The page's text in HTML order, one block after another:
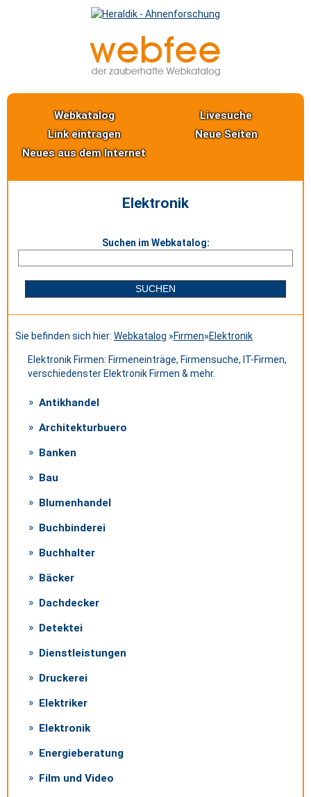
Webkatalog
Livesuche
Link eintragen
Neue Seiten
Neues aus dem Internet
Elektronik
Suchen im Webkatalog:
Sie befinden sich hier: Webkatalog »Firmen»Elektronik
Elektronik Firmen: Firmeneinträge, Firmensuche, IT-Firmen,
verschiedenster Elektronik Firmen & mehr.
Antikhandel
Architekturbuero
Banken
Bau
Blumenhandel
Buchbinderei
Buchhalter
Bäcker
Dachdecker
Detektei
Dienstleistungen
Druckerei
Elektriker
Elektronik
Energieberatung
Film und Video